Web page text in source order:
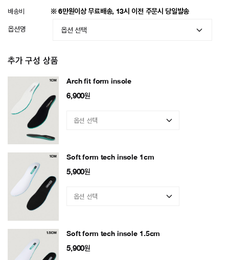
배송비 ※ 6만원이상 무료배송, 13시 이전 주문시 당일발송
옵션명
추가 구성 상품
Arch fit form insole
6,900원
Soft form tech insole 1cm
5,900원
Soft form tech insole 1.5cm
5,900원